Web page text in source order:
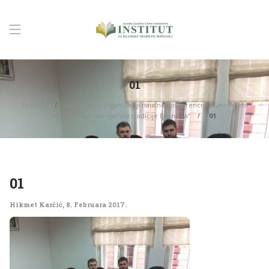
01
Saradnja na organizaciji naučne konferencije „Savremeni
izazovi islamske vjerske tradicije Bošnjaka“
01
01
Hikmet Karčić, 8. Februara 2017.